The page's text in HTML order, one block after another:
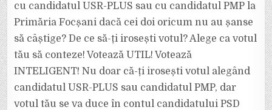
cu candidatul USR-PLUS sau cu candidatul PMP la
Primăria Focșani dacă cei doi oricum nu au șanse
să câștige? De ce să-ți irosești votul? Alege ca votul
tău să conteze! Votează UTIL! Votează
INTELIGENT! Nu doar că-ți irosești votul alegând
candidatul USR-PLUS sau candidatul PMP, dar
votul tău se va duce în contul candidatului PSD